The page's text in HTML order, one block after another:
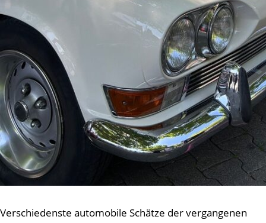
Verschiedenste automobile Schätze der vergangenen